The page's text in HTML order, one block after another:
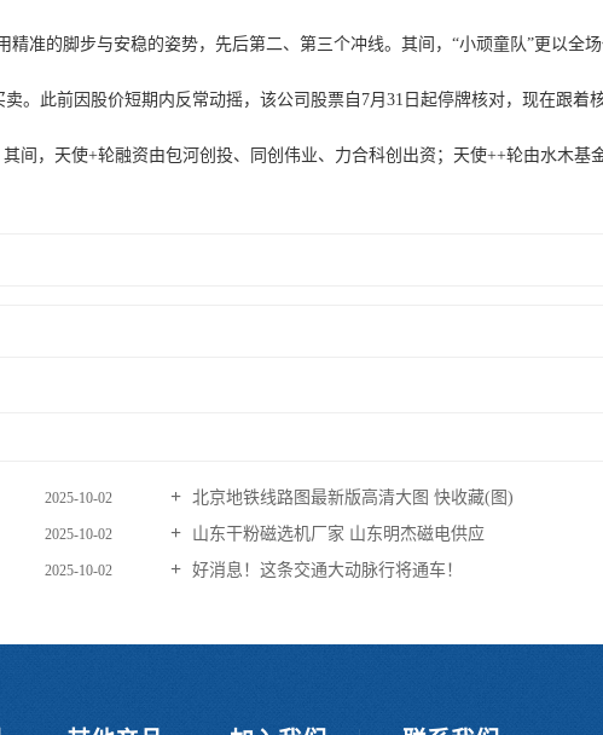
的脚步与安稳的姿势，先后第二、第三个冲线。其间，“小顽童队”更以全
此前因股价短期内反常动摇，该公司股票自7月31日起停牌核对，现在跟着
，天使+轮融资由包河创投、同创伟业、力合科创出资；天使++轮由水木基
2025-10-02 北京地铁线路图最新版高清大图 快收藏(图)
2025-10-02 山东干粉磁选机厂家 山东明杰磁电供应
2025-10-02 好消息！这条交通大动脉行将通车！